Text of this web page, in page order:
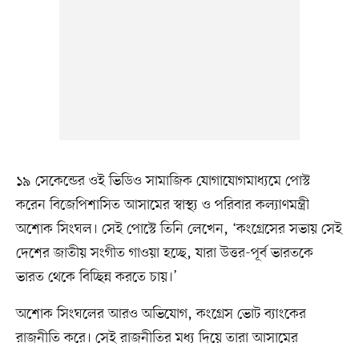
১৯ সেকেন্ডের ওই ভিডিও সামাজিক যোগাযোগমাধ্যমে পোস্ট
করেন বিজেপিশাসিত আসামের স্বাস্থ্য ও পরিবার কল্যাণমন্ত্রী
অশোক সিংঘল। সেই পোস্টে তিনি লেখেন, ‘কংগ্রেসের সভায় সেই
দেশের জাতীয় সংগীত গাওয়া হচ্ছে, যারা উত্তর-পূর্ব ভারতকে
ভারত থেকে বিচ্ছিন্ন করতে চায়।’
অশোক সিংঘলের আরও অভিযোগ, কংগ্রেস ভোট ব্যাংকের
রাজনীতি করে। সেই রাজনীতির মধ্য দিয়ে তারা আসামের